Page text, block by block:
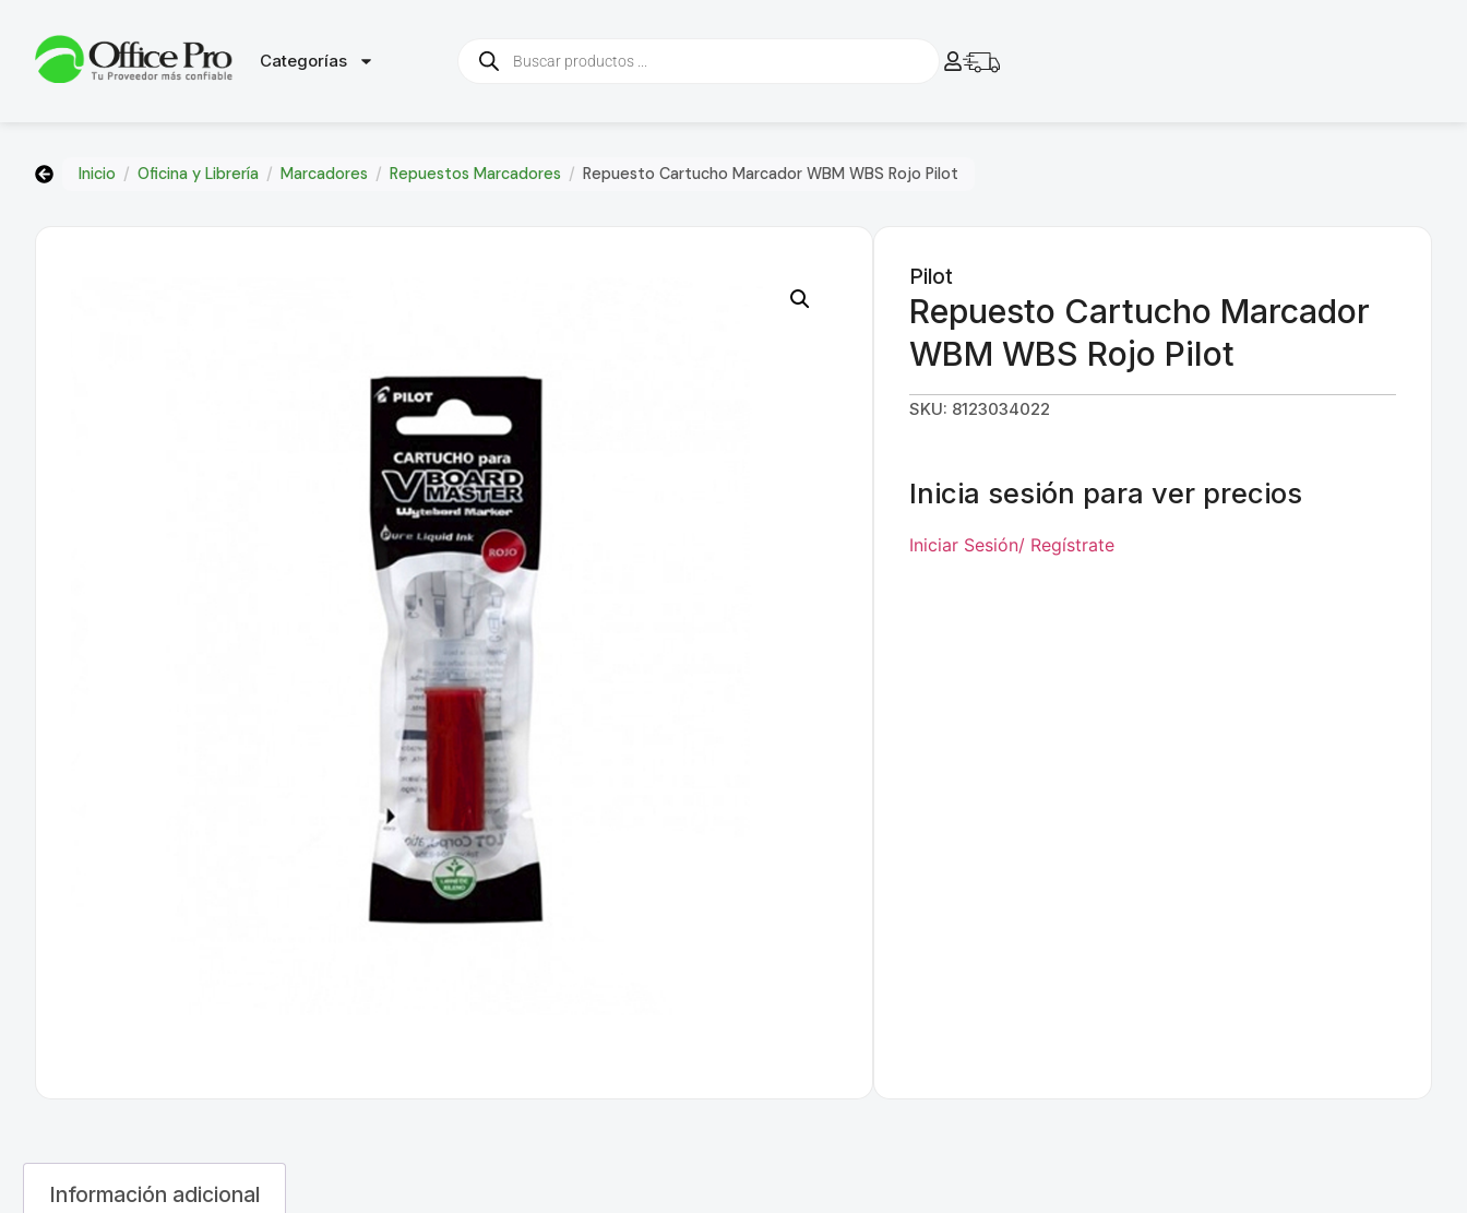
Categorías
Inicio / Oficina y Librería / Marcadores / Repuestos Marcadores / Repuesto Cartucho Marcador WBM WBS Rojo Pilot
Pilot
Repuesto Cartucho Marcador
WBM WBS Rojo Pilot
SKU: 8123034022
Inicia sesión para ver precios
Iniciar Sesión/ Regístrate
Información adicional